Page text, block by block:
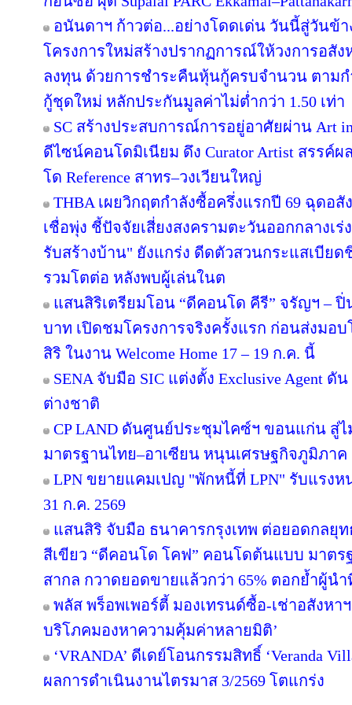
อนันดาฯ ก้าวต่อ...อย่างโดดเด่น วันนี้สู่วันข้
โครงการใหม่สร้างปรากฏการณ์ให้วงการอสั
ลงทุน ด้วยการชำระคืนหุ้นกู้ครบจำนวน ตาม
กู้ชุดใหม่ หลักประกันมูลค่าไม่ต่ำกว่า 1.50 เท่า
SC สร้างประสบการณ์การอยู่อาศัยผ่าน Art
ดีไซน์คอนโดมิเนียม ดึง Curator Artist สรรค์
โด Reference สาทร–วงเวียนใหญ่
THBA เผยวิกฤตกำลังซื้อครึ่งแรกปี 69 ฉุดอ
เชื่อพุ่ง ชี้ปัจจัยเสี่ยงสงครามตะวันออกกลางเ
รับสร้างบ้าน" ยังแกร่ง ดีดตัวสวนกระแสเบีย
รวมโตต่อ หลังพบผู้เล่นในต
แสนสิริเตรียมโอน “ดีคอนโด คีรี” จรัญฯ – ปิ่
บาท เปิดชมโครงการจริงครั้งแรก ก่อนส่งม
สิริ ในงาน Welcome Home 17 – 19 ก.ค. นี้
SENA จับมือ SIC แต่งตั้ง Exclusive Agent ดั
ต่างชาติ
CP LAND ดันศูนย์ประชุมไคซ์ฯ ขอนแก่น สู่
มาตรฐานไทย–อาเซียน หนุนเศรษฐกิจภูมิภาค
LPN ขยายแคมเปญ "พักหนี้ที่ LPN" รับแรง
31 ก.ค. 2569
แสนสิริ จับมือ ธนาคารกรุงเทพ ต่อยอดกลยุ
สีเขียว “ดีคอนโด โคฟ” คอนโดต้นแบบ มาต
สากล กวาดยอดขายแล้วกว่า 65% ตอกย้ำผู้น
พลัส พร็อพเพอร์ตี้ มองเทรนด์ซื้อ-เช่าอสังหา
บริโภคมองหาความคุ้มค่าหลายมิติ’
‘VRANDA’ ดีเดย์โอนกรรมสิทธิ์ ‘Veranda
ผลการดำเนินงานไตรมาส 3/2569 โตแกร่ง